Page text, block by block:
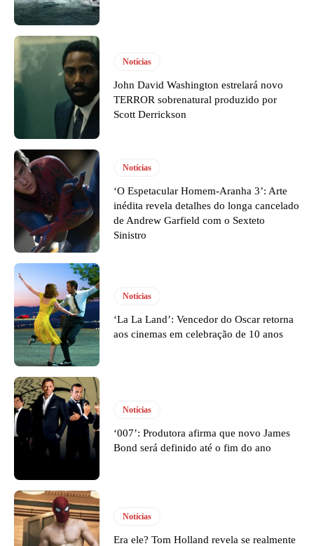
Notícias
John David Washington estrelará novo
TERROR sobrenatural produzido por
Scott Derrickson
Notícias
‘O Espetacular Homem-Aranha 3’: Arte
inédita revela detalhes do longa cancelado
de Andrew Garfield com o Sexteto
Sinistro
Notícias
‘La La Land’: Vencedor do Oscar retorna
aos cinemas em celebração de 10 anos
Notícias
‘007’: Produtora afirma que novo James
Bond será definido até o fim do ano
Notícias
Era ele? Tom Holland revela se realmente